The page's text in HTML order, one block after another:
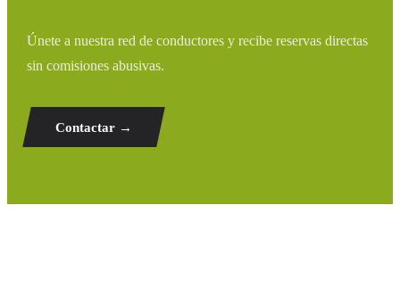
Únete a nuestra red de conductores y recibe reservas directas
sin comisiones abusivas.
Contactar →